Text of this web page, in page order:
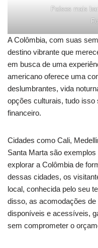
Países mais
A Colômbia, com suas
destino vibrante que
em busca de uma
americano oferece uma
deslumbrantes, vida
opções culturais, tudo
financeiro.
Cidades como Cali,
Santa Marta são
explorar a Colômbia de
dessas cidades, os
local, conhecida pelo seu
disso, as acomodações
disponíveis e acessíveis,
sem comprometer o